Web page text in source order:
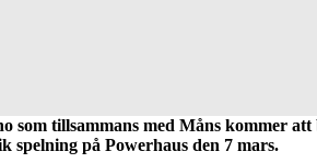
tillsammans med Måns kommer att
spelning på Powerhaus den 7 mars.